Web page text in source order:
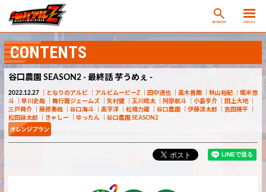
SEARCH MENU
CONTENTS
谷口農園 SEASON2 - 最終話 芋うめぇ -
2022.12.27 となりのアルビ アルビムービーZ 田中達也 高木善朗 秋山裕紀
堀米悠
斗
早川史哉 舞行龍ジェームズ 矢村健 玉川皓太 阿部航斗 小島亨介
田上大地
三戸舜介
藤原奏哉 谷口海斗 高宇洋 松橋力蔵 谷口農園 伊藤涼太郎
吉田陣平
松田詠太郎
きゃしー ゆったん 谷口農園 SEASON2